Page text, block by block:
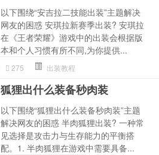
以下围绕“安吉拉二技能出装”主题解决
网友的困惑 安琪拉新赛季出装? 安琪拉
在《王者荣耀》游戏中的出装会根据版
本和个人习惯有所不同,为你提供...
275 出装教程
狐狸出什么装备秒肉装
以下围绕“狐狸出什么装备秒肉装”主题
解决网友的困惑 半肉狐狸出装? 一种常
见选择是攻击力与生存能力的平衡搭
配。1. 半肉狐狸在游戏中需要具备...